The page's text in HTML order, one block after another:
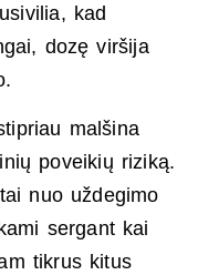
kad
dozę viršija
malšina
poveikių riziką.
nuo uždegimo
sergant kai
tikrus kitus